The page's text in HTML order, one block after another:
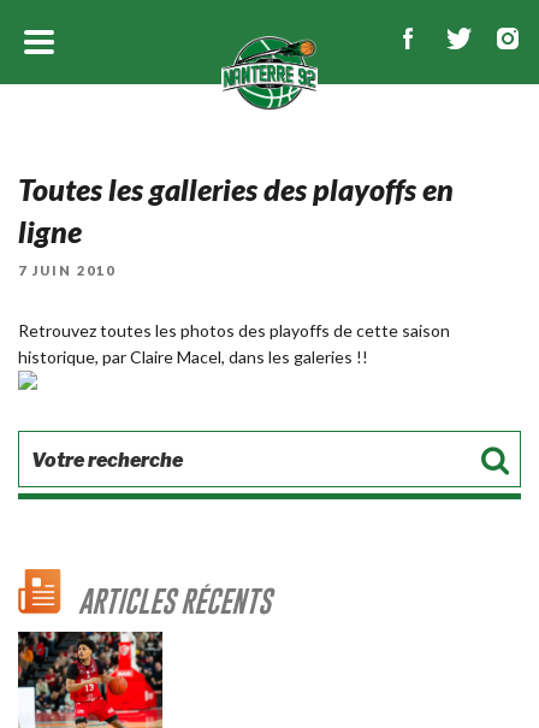
Toutes les galleries des playoffs en
ligne
PUBLIÉ
7 JUIN 2010
Retrouvez toutes les photos des playoffs de cette saison
historique, par Claire Macel, dans les galeries !!
ARTICLES RÉCENTS